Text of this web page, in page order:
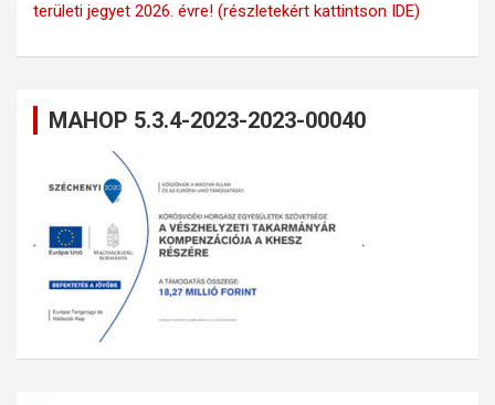
területi jegyet 2026. évre! (részletekért kattintson IDE)
MAHOP 5.3.4-2023-2023-00040